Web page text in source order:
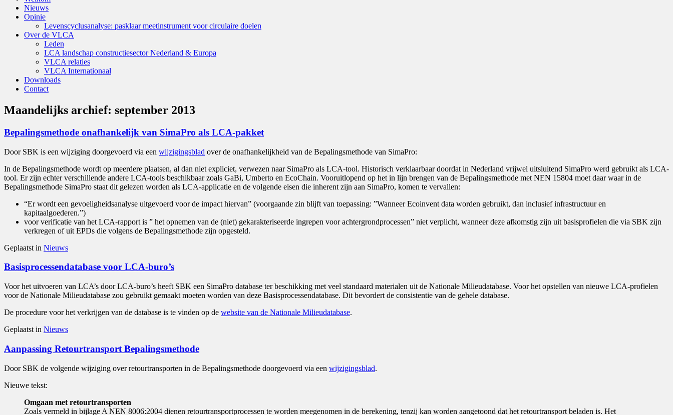
Nieuws
Opinie
Levenscyclusanalyse: pasklaar meetinstrument voor circulaire doelen
Over de VLCA
Leden
LCA landschap constructiesector Nederland & Europa
VLCA relaties
VLCA Internationaal
Downloads
Contact
Maandelijks archief: september 2013
Bepalingsmethode onafhankelijk van SimaPro als LCA-pakket
Door SBK is een wijziging doorgevoerd via een wijzigingsblad over de onafhankelijkheid van de Bepalingsmethode van SimaPro:
In de Bepalingsmethode wordt op meerdere plaatsen, al dan niet expliciet, verwezen naar SimaPro als LCA-tool. Historisch verklaarbaar doordat in Nederland vrijwel uitsluitend SimaPro werd gebruikt als LCA-
tool. Er zijn echter verschillende andere LCA-tools beschikbaar zoals GaBi, Umberto en EcoChain. Vooruitlopend op het in lijn brengen van de Bepalingsmethode met NEN 15804 moet daar waar in de
Bepalingsmethode SimaPro staat dit gelezen worden als LCA-applicatie en de volgende eisen die inherent zijn aan SimaPro, komen te vervallen:
“Er wordt een gevoeligheidsanalyse uitgevoerd voor de impact hiervan” (voorgaande zin blijft van toepassing: ”Wanneer Ecoinvent data worden gebruikt, dan inclusief infrastructuur en
kapitaalgoederen.”)
voor verificatie van het LCA-rapport is ” het opnemen van de (niet) gekarakteriseerde ingrepen voor achtergrondprocessen” niet verplicht, wanneer deze afkomstig zijn uit basisprofielen die via SBK zijn
verkregen of uit EPDs die volgens de Bepalingsmethode zijn opgesteld.
Geplaatst in Nieuws
Basisprocessendatabase voor LCA-buro’s
Voor het uitvoeren van LCA’s door LCA-buro’s heeft SBK een SimaPro database ter beschikking met veel standaard materialen uit de Nationale Milieudatabase. Voor het opstellen van nieuwe LCA-profielen
voor de Nationale Milieudatabase zou gebruikt gemaakt moeten worden van deze Basisprocessendatabase. Dit bevordert de consistentie van de gehele database.
De procedure voor het verkrijgen van de database is te vinden op de website van de Nationale Milieudatabase.
Geplaatst in Nieuws
Aanpassing Retourtransport Bepalingsmethode
Door SBK de volgende wijziging over retourtransporten in de Bepalingsmethode doorgevoerd via een wijzigingsblad.
Nieuwe tekst:
Omgaan met retourtransporten
Zoals vermeld in bijlage A NEN 8006:2004 dienen retourtransportprocessen te worden meegenomen in de berekening, tenzij kan worden aangetoond dat het retourtransport beladen is. Het